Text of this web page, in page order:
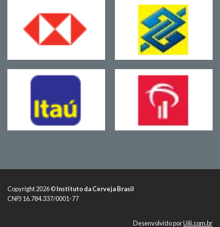
Copyright 2026 ©Instituto da Cerveja Brasil
CNPJ 16.784.337/0001-77
Desenvolvido porUili.com.br